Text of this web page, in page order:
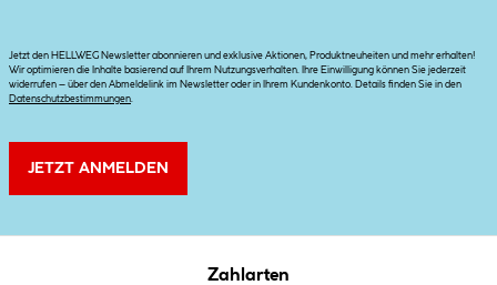
Jetzt den HELLWEG Newsletter abonnieren und exklusive Aktionen, Produktneuheiten und mehr erhalten!
Wir optimieren die Inhalte basierend auf Ihrem Nutzungsverhalten. Ihre Einwilligung können Sie jederzeit
widerrufen – über den Abmeldelink im Newsletter oder in Ihrem Kundenkonto. Details finden Sie in den
Datenschutzbestimmungen
JETZT ANMELDEN
Zahlarten